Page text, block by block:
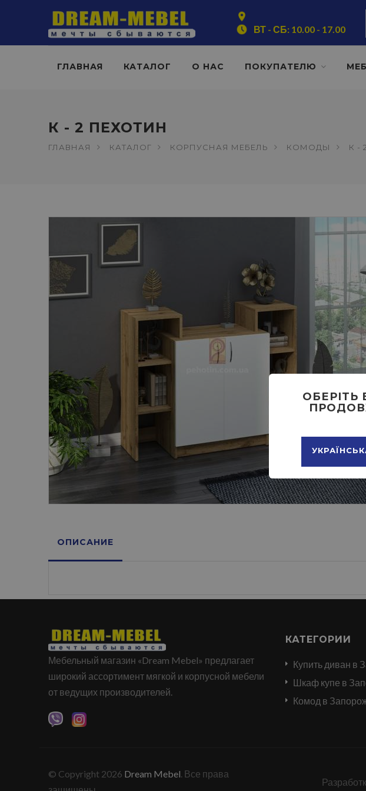
ВТ - СБ: 10.00 - 17.00
ГЛАВНАЯ КАТАЛОГ О НАС ПОКУПАТЕЛЮ
К - 2 ПЕХОТИН
ГЛАВНАЯ КАТАЛОГ КОРПУСНАЯ МЕБЕЛЬ КОМОДЫ К -
ОПИСАНИЕ
Мебельный магазин «Dream Mebel» предлагает
широкий ассортимент мягкой и корпусной мебели
от ведущих производителей.
КАТЕГОРИИ
Купить диван в
Шкаф купе в
Комод в
© Copyright 2026 Dream Mebel. Все права